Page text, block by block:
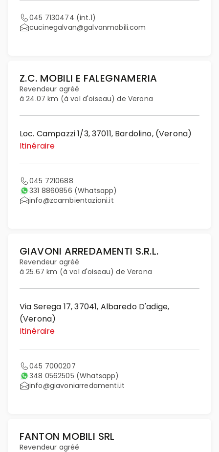
045 7130474 (int.1)
cucinegalvan@galvanmobili.com
Z.C. MOBILI E FALEGNAMERIA
Revendeur agréé
à 24.07 km (à vol d'oiseau) de Verona
Loc. Campazzi 1/3, 37011, Bardolino, (Verona)
Itinéraire
045 7210688
331 8860856 (Whatsapp)
info@zcambientazioni.it
GIAVONI ARREDAMENTI S.R.L.
Revendeur agréé
à 25.67 km (à vol d'oiseau) de Verona
Via Serega 17, 37041, Albaredo D'adige,
(Verona)
Itinéraire
045 7000207
348 0562505 (Whatsapp)
info@giavoniarredamenti.it
FANTON MOBILI SRL
Revendeur agréé